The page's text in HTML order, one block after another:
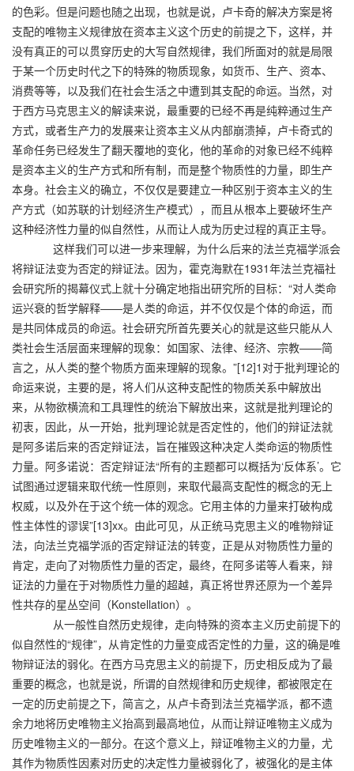
的色彩。但是问题也随之出现，也就是说，卢卡奇的解决方案是将
支配的唯物主义规律放在资本主义这个历史的前提之下，这样，并
没有真正的可以贯穿历史的大写自然规律，我们所面对的就是局限
于某一个历史时代之下的特殊的物质现象，如货币、生产、资本、
消费等等，以及我们在社会生活之中遭到其支配的命运。当然，对
于西方马克思主义的解读来说，最重要的已经不再是纯粹通过生产
方式，或者生产力的发展来让资本主义从内部崩溃掉，卢卡奇式的
革命任务已经发生了翻天覆地的变化，他的革命的对象已经不纯粹
是资本主义的生产方式和所有制，而是整个物质性的力量，即生产
本身。社会主义的确立，不仅仅是要建立一种区别于资本主义的生
产方式（如苏联的计划经济生产模式），而且从根本上要破坏生产
这种经济性力量的似自然性，从而让人成为历史过程的真正主导。
这样我们可以进一步来理解，为什么后来的法兰克福学派会
将辩证法变为否定的辩证法。因为，霍克海默在1931年法兰克福社
会研究所的揭幕仪式上就十分确定地指出研究所的目标：“对人类命
运兴衰的哲学解释——是人类的命运，并不仅仅是个体的命运，而
是共同体成员的命运。社会研究所首先要关心的就是这些只能从人
类社会生活层面来理解的现象：如国家、法律、经济、宗教——简
言之，从人类的整个物质方面来理解的现象。”[12]1对于批判理论的
命运来说，主要的是，将人们从这种支配性的物质关系中解放出
来，从物欲横流和工具理性的统治下解放出来，这就是批判理论的
初衷，因此，从一开始，批判理论就是否定性的，他们的辩证法就
是阿多诺后来的否定辩证法，旨在摧毁这种决定人类命运的物质性
力量。阿多诺说：否定辩证法“所有的主题都可以概括为‘反体系’。它
试图通过逻辑来取代统一性原则，来取代最高支配性的概念的无上
权威，以及外在于这个统一体的观念。它用主体的力量来打破构成
性主体性的谬误”[13]xx。由此可见，从正统马克思主义的唯物辩证
法，向法兰克福学派的否定辩证法的转变，正是从对物质性力量的
肯定，走向了对物质性力量的否定，最终，在阿多诺等人看来，辩
证法的力量在于对物质性力量的超越，真正将世界还原为一个差异
性共存的星丛空间（Konstellation）。
从一般性自然历史规律，走向特殊的资本主义历史前提下的
似自然性的“规律”，从肯定性的力量变成否定性的力量，这的确是唯
物辩证法的弱化。在西方马克思主义的前提下，历史相反成为了最
重要的概念，也就是说，所谓的自然规律和历史规律，都被限定在
一定的历史前提之下，简言之，从卢卡奇到法兰克福学派，都不遗
余力地将历史唯物主义抬高到最高地位，从而让辩证唯物主义成为
历史唯物主义的一部分。在这个意义上，辩证唯物主义的力量，尤
其作为物质性因素对历史的决定性力量被弱化了，被强化的是主体